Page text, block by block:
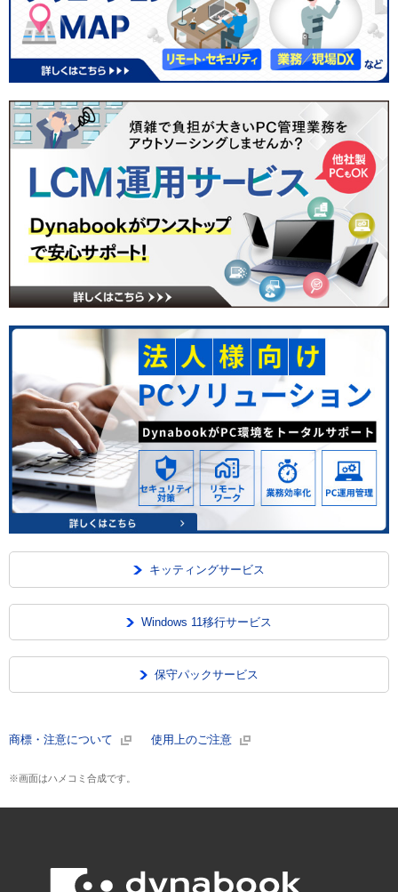
キッティングサービス
Windows 11移行サービス
保守パックサービス
商標・注意について 使用上のご注意
※画面はハメコミ合成です。